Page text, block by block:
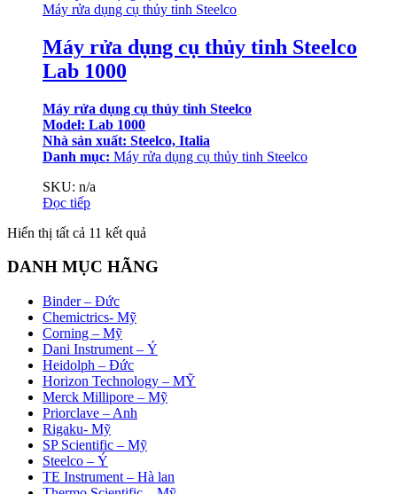
Máy rửa dụng cụ thủy tinh Steelco
Máy rửa dụng cụ thủy tinh Steelco
Lab 1000
Máy rửa dụng cụ thủy tinh Steelco
Model: Lab 1000
Nhà sản xuất: Steelco, Italia
Danh mục: Máy rửa dụng cụ thủy tinh Steelco
SKU: n/a
Đọc tiếp
Hiển thị tất cả 11 kết quả
xếp
DANH MỤC HÃNG
Binder – Đức
Chemictrics- Mỹ
Corning – Mỹ
Dani Instrument – Ý
Heidolph – Đức
Horizon Technology – MỸ
Merck Millipore – Mỹ
Priorclave – Anh
Rigaku- Mỹ
SP Scientific – Mỹ
Steelco – Ý
TE Instrument – Hà lan